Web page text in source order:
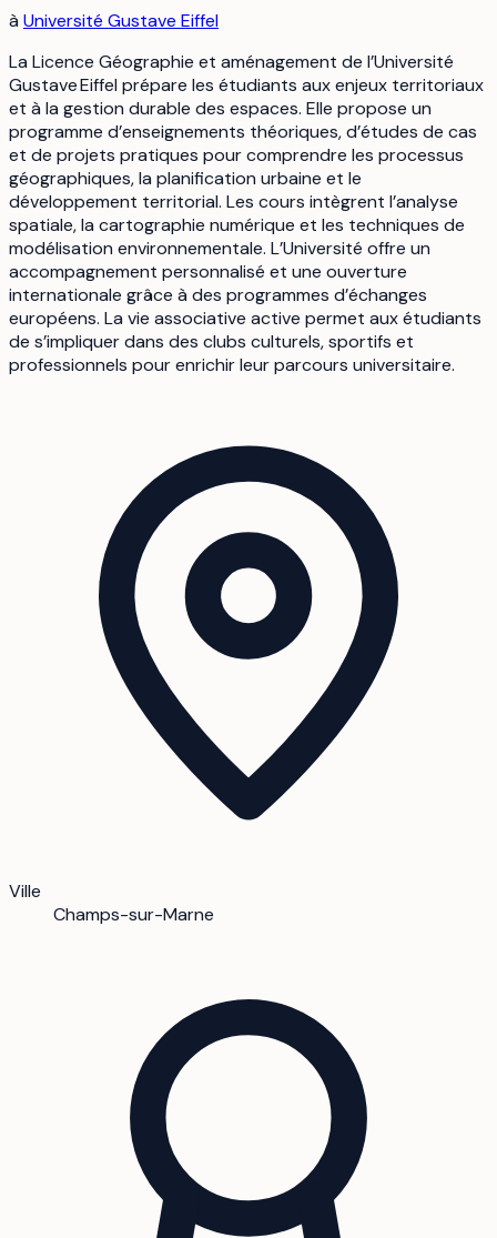
à Université Gustave Eiffel
La Licence Géographie et aménagement de l’Université
Gustave Eiffel prépare les étudiants aux enjeux territoriaux
et à la gestion durable des espaces. Elle propose un
programme d’enseignements théoriques, d’études de cas
et de projets pratiques pour comprendre les processus
géographiques, la planification urbaine et le
développement territorial. Les cours intègrent l’analyse
spatiale, la cartographie numérique et les techniques de
modélisation environnementale. L’Université offre un
accompagnement personnalisé et une ouverture
internationale grâce à des programmes d’échanges
européens. La vie associative active permet aux étudiants
de s’impliquer dans des clubs culturels, sportifs et
professionnels pour enrichir leur parcours universitaire.
Ville
Champs-sur-Marne